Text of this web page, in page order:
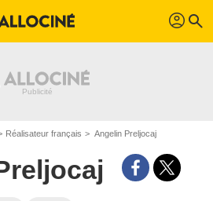
profil search
Réalisateur français Angelin Preljocaj